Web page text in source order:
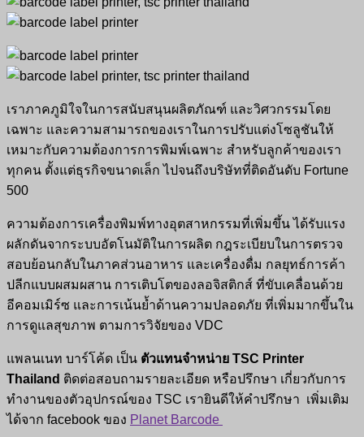
เราภาคภูมิใจในการสนับสนุนผลิตภัณฑ์ และวิศวกรรมโดย
เฉพาะ และความสามารถของเราในการปรับแต่งโซลูชันให้
เหมาะกับความต้องการการพิมพ์เฉพาะ สำหรับลูกค้าของเรา
ทุกคน ตั้งแต่ธุรกิจขนาดเล็ก ไปจนถึงบริษัทที่ติดอันดับ Fortune
500
ความต้องการเครื่องพิมพ์ทางอุตสาหกรรมที่เพิ่มขึ้น ได้รับแรง
ผลักดันจากระบบอัตโนมัติในการผลิต กฎระเบียบในการตรวจ
สอบย้อนกลับในภาคส่วนอาหาร และเครื่องดื่ม กลยุทธ์การค้า
ปลีกแบบผสมผสาน การเติบโตของลอจิสติกส์ ที่ขับเคลื่อนด้วย
อีคอมเมิร์ซ และการเน้นย้ำด้านความปลอดภัย ที่เพิ่มมากขึ้นใน
การดูแลสุขภาพ ตามการวิจัยของ VDC
แพลนเนท บาร์โค้ด เป็น ตัวแทนจำหน่าย TSC Printer
Thailand ติดต่อสอบถามรายละเอียด หรือปรึกษา เกี่ยวกับการ
ทำงานของตัวอุปกรณ์ของ TSC เรายินดีให้คำปรึกษา เพิ่มเติม
ได้จาก facebook ของ Planet Barcode